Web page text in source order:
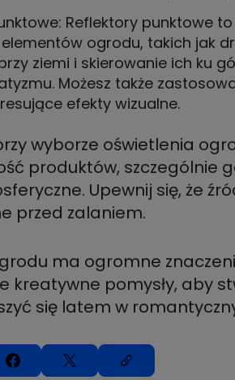
Reflektory punktowe
ogrodu, takich jak
ziemi i skierowanie ich ku
Możesz także
efekty wizualne.
wyborze oświetlenia
produktów,
Upewnij się, że
przed zalaniem.
ma ogromne
kreatywne pomysły, aby
się latem w